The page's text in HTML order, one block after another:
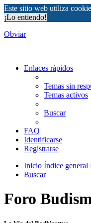
Este sitio web utiliza
¡Lo entiendo!
Obviar
Enlaces rápidos
Temas sin
Temas activos
Buscar
FAQ
Identificarse
Registrarse
Inicio Índice general
Buscar
Foro